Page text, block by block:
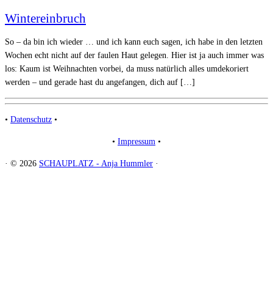
Wintereinbruch
So – da bin ich wieder … und ich kann euch sagen, ich habe in den letzten
Wochen echt nicht auf der faulen Haut gelegen. Hier ist ja auch immer was
los: Kaum ist Weihnachten vorbei, da muss natürlich alles umdekoriert
werden – und gerade hast du angefangen, dich auf […]
• Datenschutz •
• Impressum •
· © 2026 SCHAUPLATZ - Anja Hummler ·